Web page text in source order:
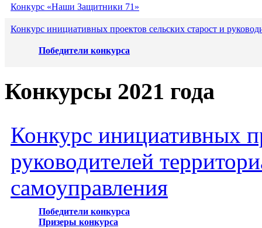
Конкурс «Наши Защитники 71»
Конкурс инициативных проектов сельских старост и
Победители конкурса
Конкурсы 2021 года
Конкурс инициативных
руководителей
самоуправления
Победители конкурса
Призеры конкурса